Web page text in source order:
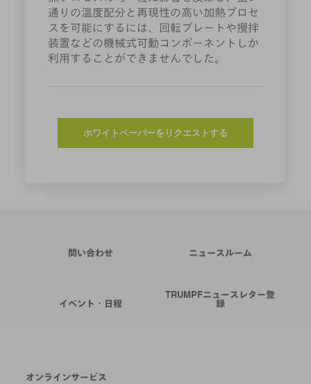
通りの温度配分と再現性の高い加熱プロセ
スを可能にするには、回転プレートや攪拌
装置などの機械式可動コンポーネントしか
利用することができませんでした。
ホワイトペーパーをリクエストする
問い合わせ ニュースルーム
イベント・日程
TRUMPFニュースレター登
録
オンラインサービス